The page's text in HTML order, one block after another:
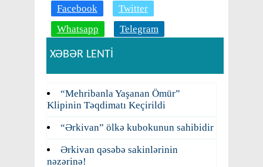
Facebook
Twitter
Whatsapp
Telegram
XƏBƏR LENTİ
“Mehribanla Yaşanan Ömür”
Klipinin Təqdimatı Keçirildi
“Ərkivan” ölkə kubokunun sahibidir
Ərkivan qəsəbə sakinlərinin
nəzərinə!